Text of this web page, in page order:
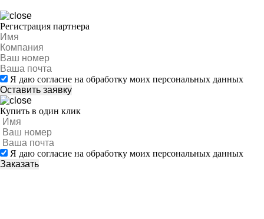
Регистрация партнера
Я даю согласие на обработку моих персональных данных
Купить в один клик
Я даю согласие на обработку моих персональных данных